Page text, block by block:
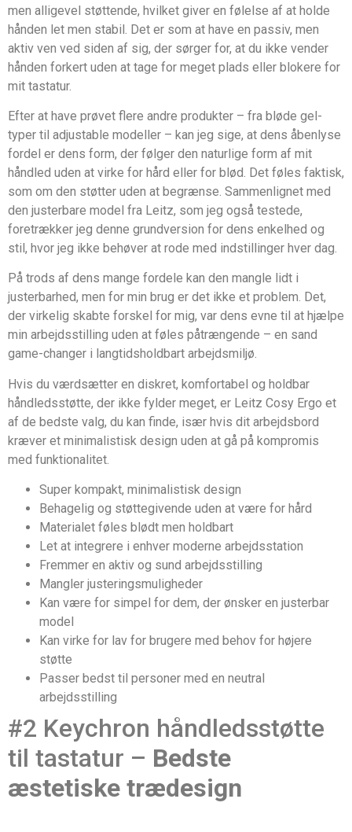
men alligevel støttende, hvilket giver en følelse af at holde
hånden let men stabil. Det er som at have en passiv, men
aktiv ven ved siden af sig, der sørger for, at du ikke vender
hånden forkert uden at tage for meget plads eller blokere for
mit tastatur.
Efter at have prøvet flere andre produkter – fra bløde gel-
typer til adjustable modeller – kan jeg sige, at dens åbenlyse
fordel er dens form, der følger den naturlige form af mit
håndled uden at virke for hård eller for blød. Det føles faktisk,
som om den støtter uden at begrænse. Sammenlignet med
den justerbare model fra Leitz, som jeg også testede,
foretrækker jeg denne grundversion for dens enkelhed og
stil, hvor jeg ikke behøver at rode med indstillinger hver dag.
På trods af dens mange fordele kan den mangle lidt i
justerbarhed, men for min brug er det ikke et problem. Det,
der virkelig skabte forskel for mig, var dens evne til at hjælpe
min arbejdsstilling uden at føles påtrængende – en sand
game-changer i langtidsholdbart arbejdsmiljø.
Hvis du værdsætter en diskret, komfortabel og holdbar
håndledsstøtte, der ikke fylder meget, er Leitz Cosy Ergo et
af de bedste valg, du kan finde, især hvis dit arbejdsbord
kræver et minimalistisk design uden at gå på kompromis
med funktionalitet.
Super kompakt, minimalistisk design
Behagelig og støttegivende uden at være for hård
Materialet føles blødt men holdbart
Let at integrere i enhver moderne arbejdsstation
Fremmer en aktiv og sund arbejdsstilling
Mangler justeringsmuligheder
Kan være for simpel for dem, der ønsker en justerbar
model
Kan virke for lav for brugere med behov for højere
støtte
Passer bedst til personer med en neutral
arbejdsstilling
#2 Keychron håndledsstøtte
til tastatur – Bedste
æstetiske trædesign